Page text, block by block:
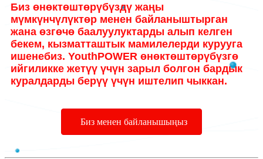
Биз өнөктөштөрүбүздү жаңы
мүмкүнчүлүктөр менен байланыштырган
жана өзгөчө баалуулуктарды алып келген
бекем, кызматташтык мамилелерди курууга
ишенебиз. YouthPOWER өнөктөштөрүбүзгө
ийгиликке жетүү үчүн зарыл болгон бардык
куралдарды берүү үчүн иштелип чыккан.
Биз менен байланышыңыз